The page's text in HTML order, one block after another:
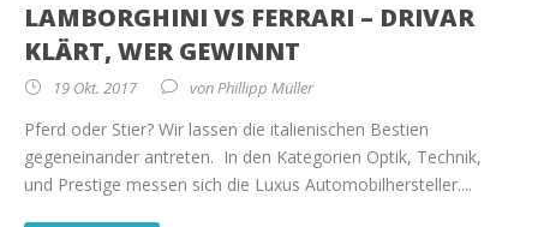
LAMBORGHINI VS FERRARI – DRIVAR
KLÄRT, WER GEWINNT
19 Okt. 2017 vonPhillipp Müller
Pferd oder Stier? Wir lassen die italienischen Bestien
gegeneinander antreten. In den Kategorien Optik, Technik,
und Prestige messen sich die Luxus Automobilhersteller....